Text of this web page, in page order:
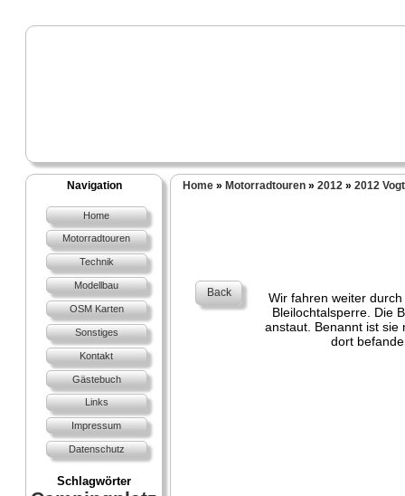
Navigation
Home
Motorradtouren
Technik
Modellbau
OSM Karten
Sonstiges
Kontakt
Gästebuch
Links
Impressum
Datenschutz
Schlagwörter
Home» Motorradtouren» 2012» 2012
Back
Wir fahren weiter
Bleilochtalsperre. Die
anstaut. Benannt ist sie
dort